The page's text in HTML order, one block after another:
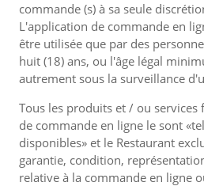
commande (s) à sa seule
L'application de commande en
être utilisée que par des
huit (18) ans, ou l'âge légal
autrement sous la surveillance
Tous les produits et / ou
de commande en ligne le sont
disponibles» et le Restaurant
garantie, condition,
relative à la commande en ligne